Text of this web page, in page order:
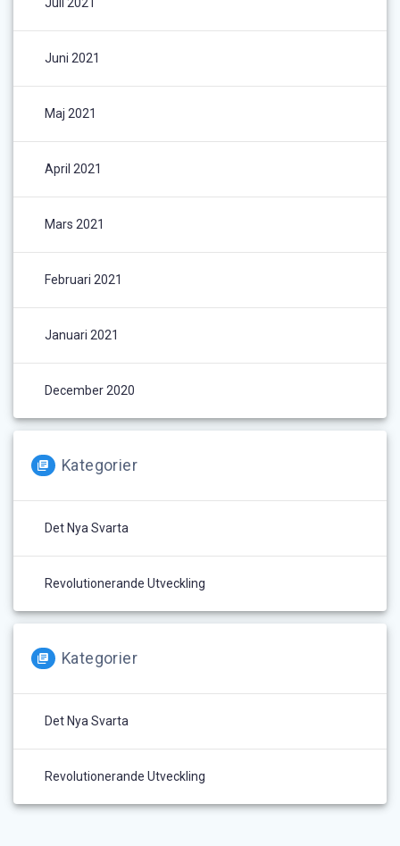
Juni 2021
Maj 2021
April 2021
Mars 2021
Februari 2021
Januari 2021
December 2020
Kategorier
Det Nya Svarta
Revolutionerande Utveckling
Kategorier
Det Nya Svarta
Revolutionerande Utveckling